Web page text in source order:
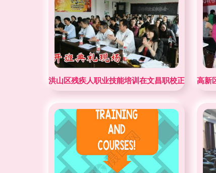
洪山区残疾人职业技能培训在文昌职校正式开班
高新